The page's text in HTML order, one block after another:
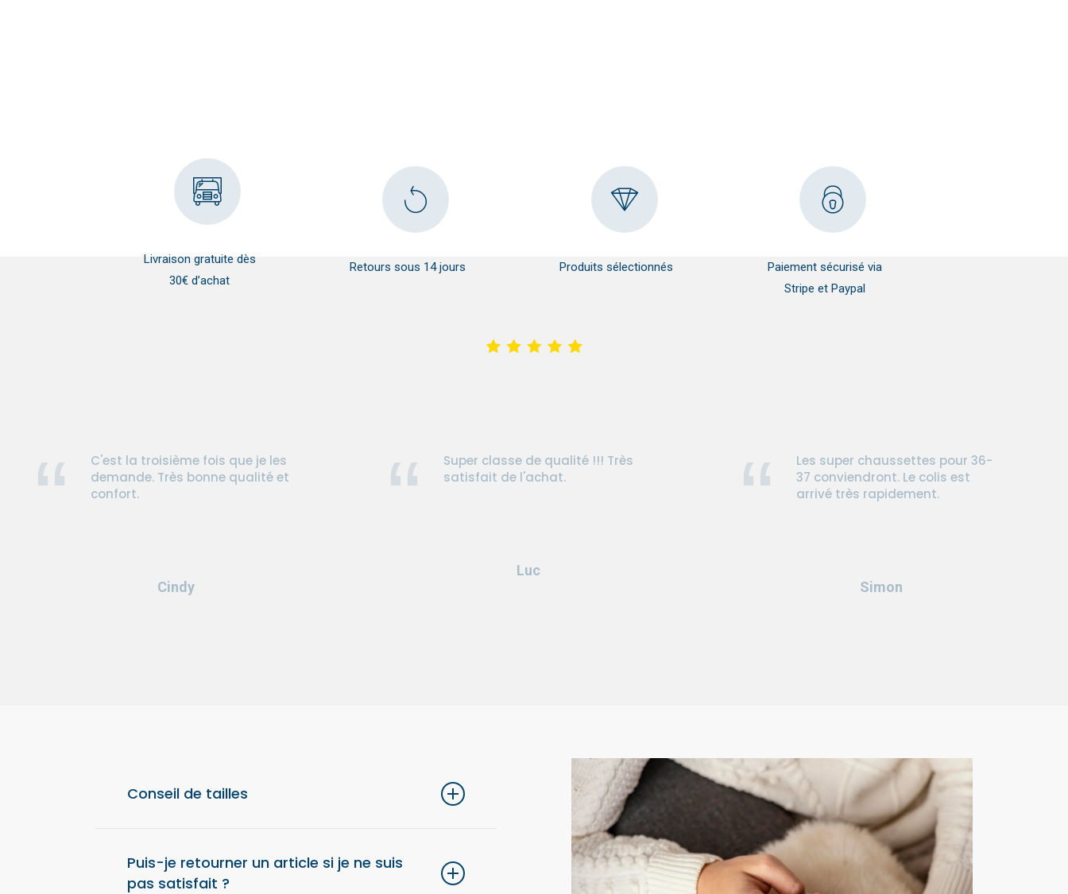
Livraison gratuite dès
30€ d’achat
Retours sous 14 jours Produits sélectionnés
Paiement sécurisé via
Stripe et Paypal
C'est la troisième fois que je les
demande. Très bonne qualité et
confort.
Cindy
Super classe de qualité !!! Très
satisfait de l'achat.
Luc
Les super chaussettes pour 36-
37 conviendront. Le colis est
arrivé très rapidement.
Simon
Conseil de tailles
taille au-dessus de votre taille habituelle.
Puis-je retourner un article si je ne suis
pas satisfait ?